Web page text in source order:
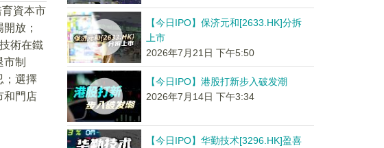
資本市
放；
術在鐵
制
；選擇
和門店
【今日IPO】保济元和[2633.HK]分拆
上市
2026年7月21日 下午5:50
【今日IPO】港股打新步入破发潮
2026年7月14日 下午3:34
【今日IPO】华勤技术[3296.HK]盈喜